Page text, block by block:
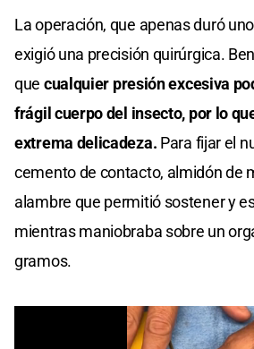
La operación, que apenas duró
exigió una precisión quirúrgica.
que cualquier presión excesiva
frágil cuerpo del insecto, por lo
extrema delicadeza. Para fijar el
cemento de contacto, almidón de
alambre que permitió sostener y
mientras maniobraba sobre un
gramos.